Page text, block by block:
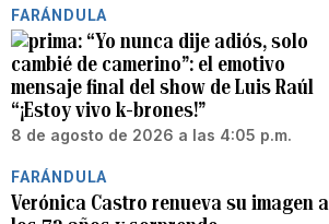
FARÁNDULA
“Yo nunca dije adiós, solo
cambié de camerino”: el emotivo
mensaje final del show de Luis Raúl
“¡Estoy vivo k-brones!”
8 de agosto de 2026 a las 4:05 p.m.
FARÁNDULA
Verónica Castro renueva su imagen a